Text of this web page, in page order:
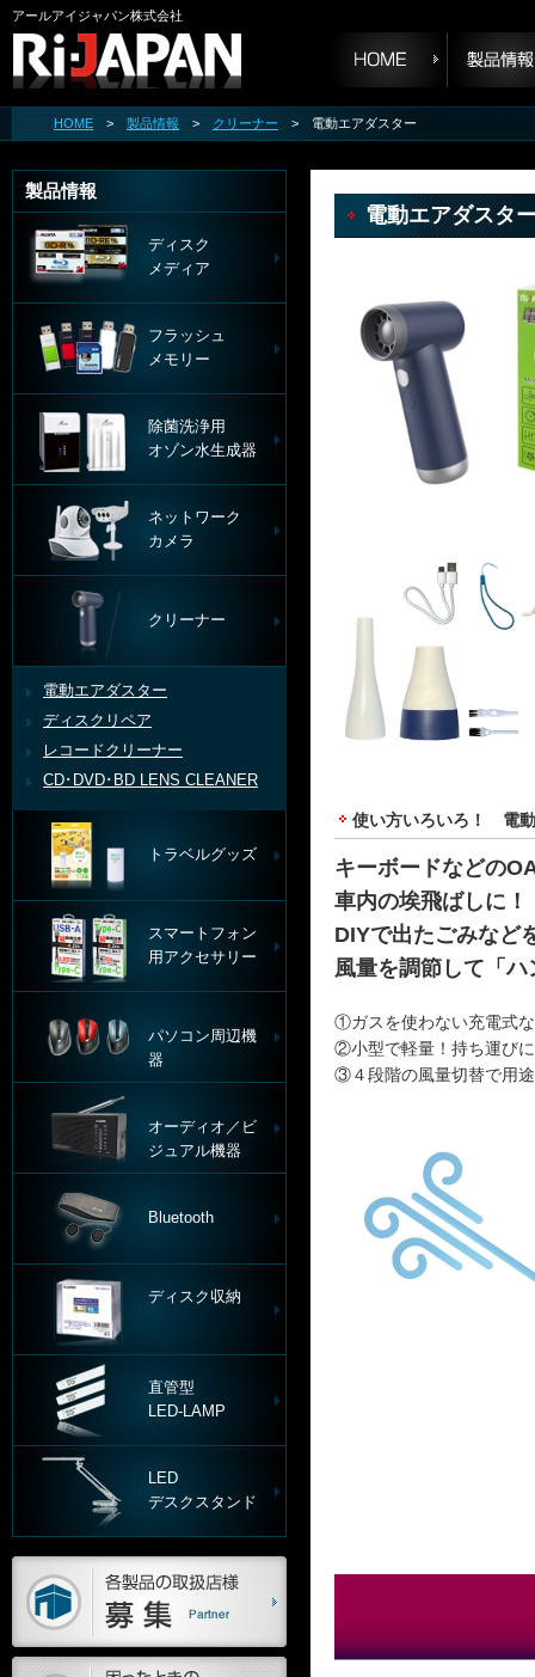
HOME > 製品情報 > クリーナー > 電動エアダスター
電動エアダスタ
使い方いろいろ！ 電
キーボードなどの
車内の埃飛ばしに！
DIYで出たごみなど
風量を調節して「
①ガスを使わない充電式
②小型で軽量！持ち運び
③４段階の風量切替で用
製品情報
ディスク
メディア
フラッシュ
メモリー
除菌洗浄用
オゾン水生成器
ネットワーク
カメラ
クリーナー
電動エアダスター
ディスクリペア
レコードクリーナー
CD･DVD･BD LENS CLEANER
トラベルグッズ
スマートフォン
用アクセサリー
パソコン周辺機
器
オーディオ／ビ
ジュアル機器
Bluetooth
ディスク収納
直管型
LED-LAMP
LED
デスクスタンド
アールアイジャパン株式会社